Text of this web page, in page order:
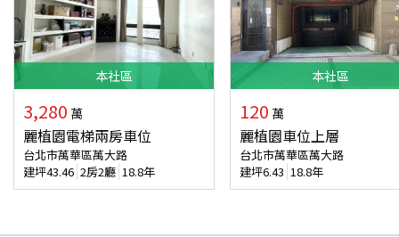
本社區
3,280 萬
麗植園電梯兩房車位
台北市萬華區萬大路
建坪43.46 2房2廳 18.8年
本社區
120 萬
麗植園車位上層
台北市萬華區萬大路
建坪6.43 18.8年